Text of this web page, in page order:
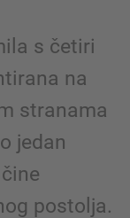
s četiri
na
stranama
jedan
postolja.